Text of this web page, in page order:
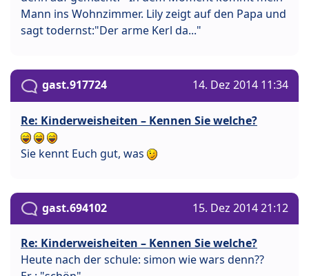
Mann ins Wohnzimmer. Lily zeigt auf den Papa und
sagt todernst:"Der arme Kerl da..."
gast.917724 14. Dez 2014 11:34
Re: Kinderweisheiten – Kennen Sie welche?
Sie kennt Euch gut, was
gast.694102 15. Dez 2014 21:12
Re: Kinderweisheiten – Kennen Sie welche?
Heute nach der schule: simon wie wars denn??